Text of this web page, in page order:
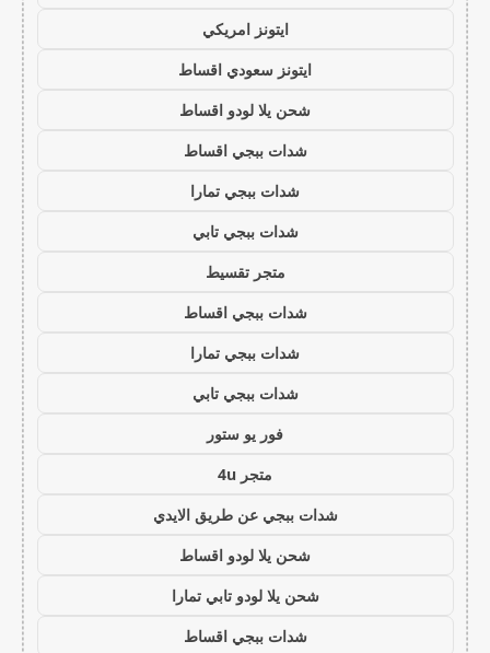
ايتونز امريكي
ايتونز سعودي اقساط
شحن يلا لودو اقساط
شدات ببجي اقساط
شدات ببجي تمارا
شدات ببجي تابي
متجر تقسيط
شدات ببجي اقساط
شدات ببجي تمارا
شدات ببجي تابي
فور يو ستور
متجر 4u
شدات ببجي عن طريق الايدي
شحن يلا لودو اقساط
شحن يلا لودو تابي تمارا
شدات ببجي اقساط